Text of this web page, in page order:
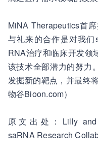
MiNA Therapeutics首
与礼来的合作是对我
RNA治疗和临床开发领
该技术全部潜力的努力
发掘新的靶点，并最终
物谷Bioon.com）
原文出处：Lilly and
saRNA Research